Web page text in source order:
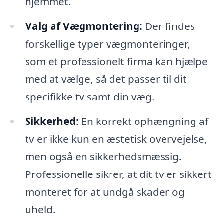
Valg af Vægmontering: Der findes
forskellige typer vægmonteringer,
som et professionelt firma kan hjælpe
med at vælge, så det passer til dit
specifikke tv samt din væg.
Sikkerhed: En korrekt ophængning af
tv er ikke kun en æstetisk overvejelse,
men også en sikkerhedsmæssig.
Professionelle sikrer, at dit tv er sikkert
monteret for at undgå skader og
uheld.